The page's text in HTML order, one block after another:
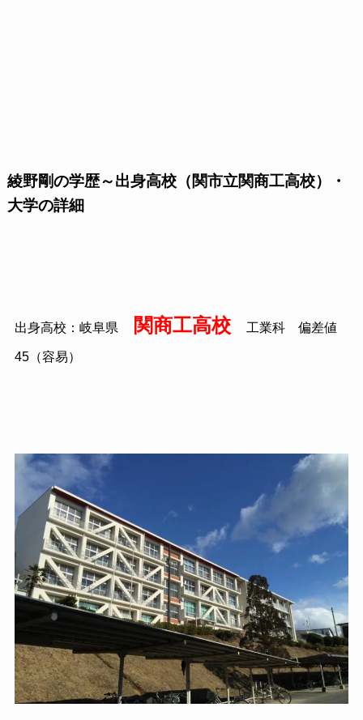
綾野剛の学歴～出身高校（関市立関商工高校）・
大学の詳細
出身高校：岐阜県 関商工高校 工業科 偏差値
45（容易）